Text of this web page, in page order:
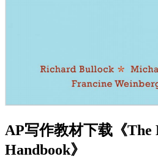
AP写作教材下载《The
Handbook》